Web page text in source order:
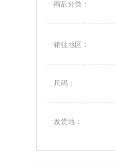
商品分类：
销往地区：
尺码：
发货地：